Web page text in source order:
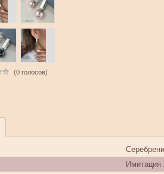
(0 голосов)
Имитация